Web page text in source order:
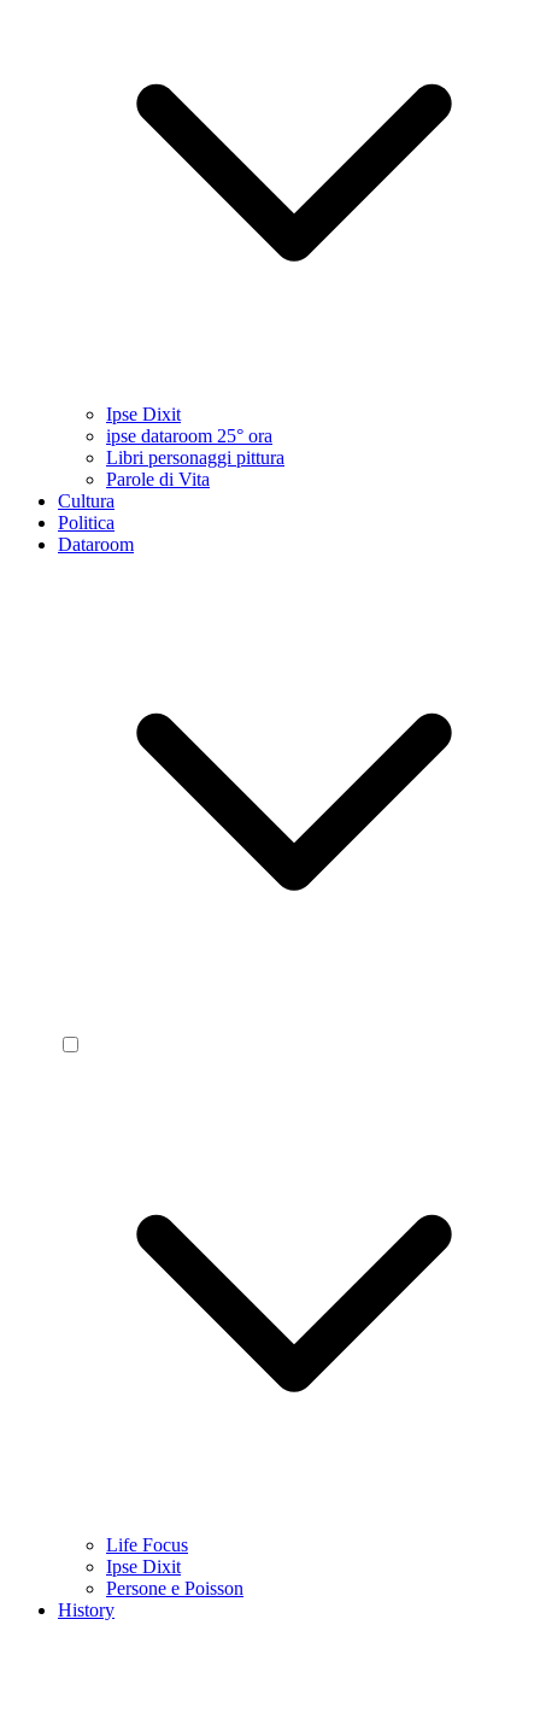
Ipse Dixit
ipse dataroom 25° ora
Libri personaggi pittura
Parole di Vita
Cultura
Politica
Dataroom
Life Focus
Ipse Dixit
Persone e Poisson
History